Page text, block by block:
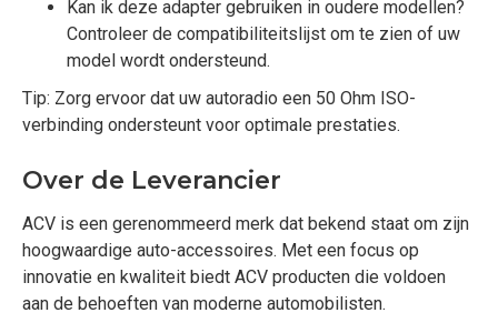
Kan ik deze adapter gebruiken in oudere modellen?
Controleer de compatibiliteitslijst om te zien of uw
model wordt ondersteund.
Tip: Zorg ervoor dat uw autoradio een 50 Ohm ISO-
verbinding ondersteunt voor optimale prestaties.
Over de Leverancier
ACV is een gerenommeerd merk dat bekend staat om zijn
hoogwaardige auto-accessoires. Met een focus op
innovatie en kwaliteit biedt ACV producten die voldoen
aan de behoeften van moderne automobilisten.